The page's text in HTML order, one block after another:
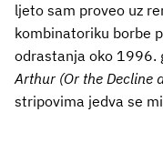
ljeto sam proveo uz
kombinatoriku borbe
odrastanja oko 1996.
Arthur (Or the Decline
stripovima jedva se